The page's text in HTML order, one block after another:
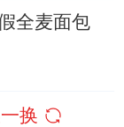
全麦面包
换